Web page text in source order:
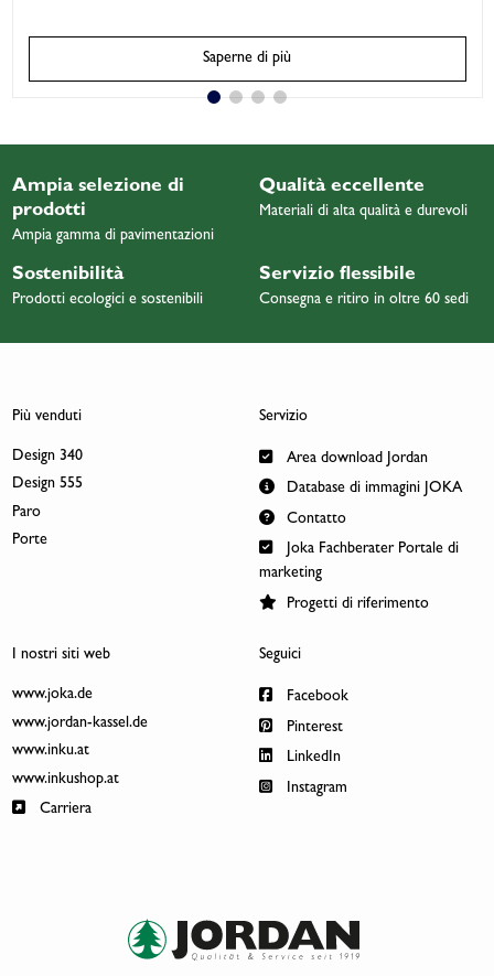
Saperne di più
Ampia selezione di
prodotti
Ampia gamma di pavimentazioni
Qualità eccellente
Materiali di alta qualità e durevoli
Sostenibilità
Prodotti ecologici e sostenibili
Servizio flessibile
Consegna e ritiro in oltre 60 sedi
Più venduti
Design 340
Design 555
Paro
Porte
Servizio
Area download Jordan
Database di immagini JOKA
Contatto
Joka Fachberater Portale di
marketing
Progetti di riferimento
I nostri siti web
www.joka.de
www.jordan-kassel.de
www.inku.at
www.inkushop.at
Carriera
Seguici
Facebook
Pinterest
LinkedIn
Instagram